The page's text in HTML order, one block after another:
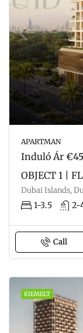
APARTMAN
Induló Ár
OBJECT 1 |
Dubai Islands,
1-3.5 2-
Call
KIEMELT